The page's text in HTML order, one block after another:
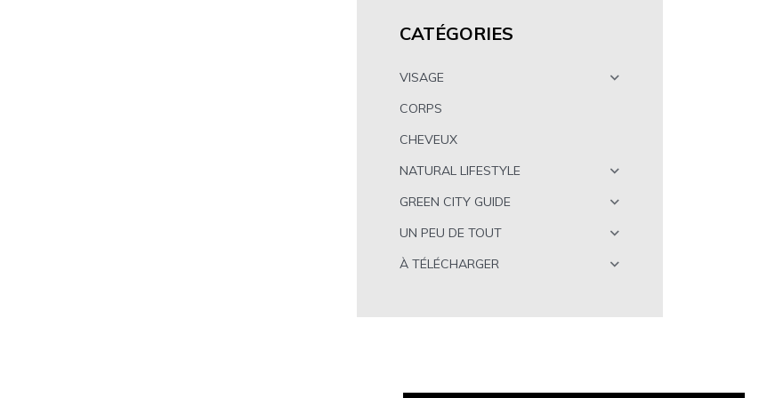
CATÉGORIES
VISAGE
CORPS
CHEVEUX
NATURAL LIFESTYLE
GREEN CITY GUIDE
UN PEU DE TOUT
À TÉLÉCHARGER